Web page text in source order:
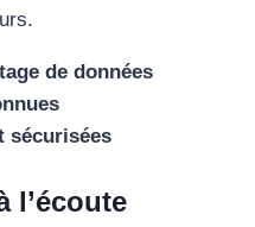
de données
sécurisées
l’écoute